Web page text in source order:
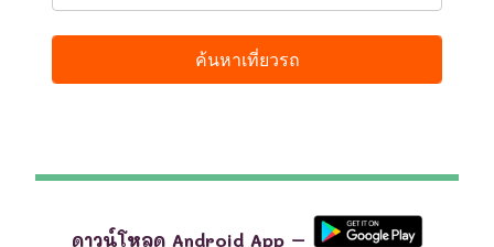
ดาวน์โหลด Android App –